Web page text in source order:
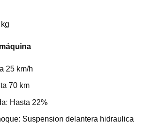
25 km/h
70 km
Hasta 22%
Suspension delantera hidraulica